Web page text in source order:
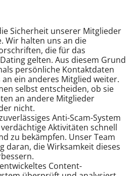
Sicherheit unserer Mitglieder
Wir halten uns an die
die für das
gelten. Aus diesem Grund
persönliche Kontaktdaten
ein anderes Mitglied weiter.
selbst entscheiden, ob sie
an andere Mitglieder
nicht.
Anti-Scam-System
Aktivitäten schnell
zu bekämpfen. Unser Team
daran, die Wirksamkeit dieses
Content-